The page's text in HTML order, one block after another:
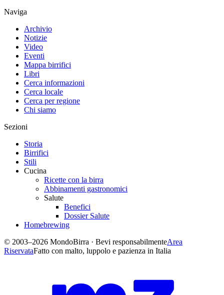
Naviga
Archivio
Notizie
Video
Eventi
Mappa birrifici
Libri
Cerca informazioni
Cerca locale
Cerca per regione
Chi siamo
Sezioni
Storia
Birrifici
Stili
Cucina
Ricette con la birra
Abbinamenti gastronomici
Salute
Benefici
Dossier Salute
Homebrewing
© 2003–2026 MondoBirra · Bevi responsabilmenteArea
RiservataFatto con malto, luppolo e pazienza in Italia